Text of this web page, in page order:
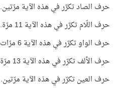
حرف الصاد تكرّر في هذه الآية مرّتين.
حرف اللّام تكرّر في هذه الآية 11 مرّة.
حرف الواو تكرّر في هذه الآية 6 مرّات.
حرف الألف تكرّر في هذه الآية 13 مرّة.
حرف العين تكرّر في هذه الآية مرّتين.